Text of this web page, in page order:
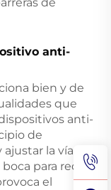
de
anti-
bien y de
que
anti-
de
la vía
para reducir
el